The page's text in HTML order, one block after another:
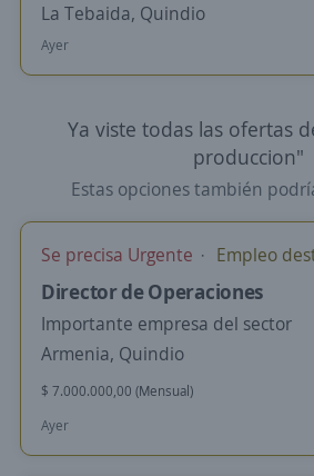
La Tebaida, Quindio
Ayer
Ya viste todas las ofertas
produccion"
Estas opciones también
Se precisa Urgente Empleo
Director de Operaciones
Importante empresa del sector
Armenia, Quindio
$ 7.000.000,00 (Mensual)
Ayer